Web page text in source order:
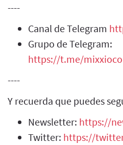
----
Canal de Telegram
Grupo de Telegram:
https://t.me/
----
Y recuerda que puedes
Newsletter: https://
Twitter: https://